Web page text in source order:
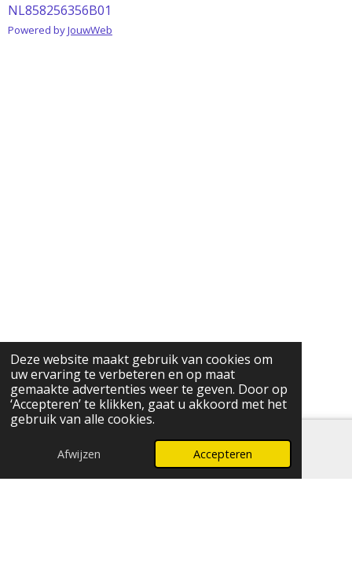
Deze website maakt gebruik van cookies om
uw ervaring te verbeteren en op maat
gemaakte advertenties weer te geven. Door op
‘Accepteren’ te klikken, gaat u akkoord met het
gebruik van alle cookies.
Afwijzen Accepteren
NL858256356B01
Powered byJouwWeb
E-mailadres